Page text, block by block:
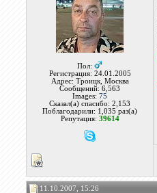
Пол:
Регистрация: 24.01.2005
Адрес: Троицк, Москва
Сообщений: 6,563
Images:75
Сказал(а) спасибо: 2,153
Поблагодарили: 1,035 раз(а)
Репутация: 39614
11.10.2007, 15:26